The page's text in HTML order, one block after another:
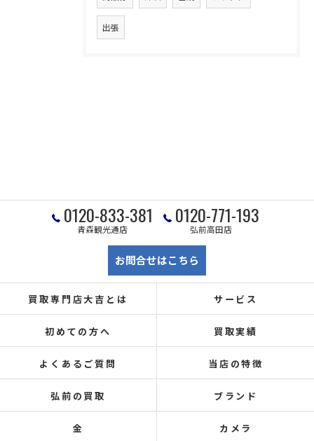
出張
0120-833-381
青森観光通店
0120-771-193
弘前高田店
お問合せはこちら
買取専門店大吉とは サービス
初めての方へ 買取実績
よくあるご質問 当店の特徴
弘前の買取 ブランド
金 カメラ